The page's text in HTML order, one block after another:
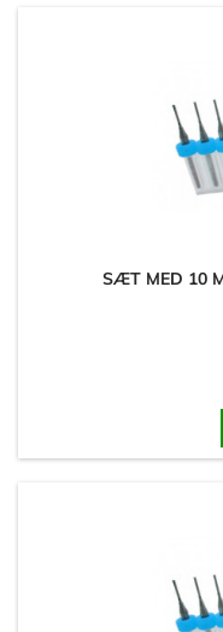
SÆT MED 10